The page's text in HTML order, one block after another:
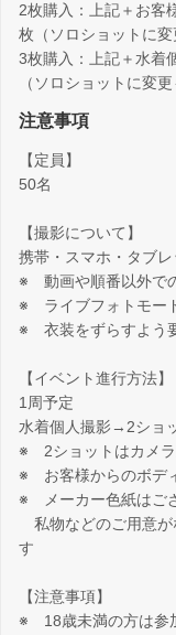
2枚購入：上記＋お客
枚（ソロショットに変
3枚購入：上記＋水着
（ソロショットに変更
注意事項
【定員】
50名
【撮影について】
携帯・スマホ・タブ
※ 動画や順番以外で
※ ライブフォトモー
※ 衣装をずらすよう
【イベント進行方法】
1周予定
水着個人撮影→2ショ
※ 2ショットはカメラ
※ お客様からのボデ
※ メーカー色紙はご
私物などのご用意が
す
【注意事項】
※ 18歳未満の方は参